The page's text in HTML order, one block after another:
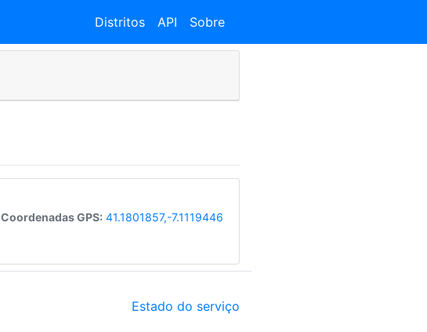
Distritos API Sobre
Coordenadas GPS: 41.1801857,-7.1119446
Estado do serviço